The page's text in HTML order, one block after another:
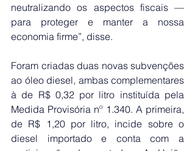
neutralizando os aspectos fiscais —
para proteger e manter a nossa
economia firme”, disse.
Foram criadas duas novas subvenções
ao óleo diesel, ambas complementares
à de R$ 0,32 por litro instituída pela
Medida Provisória nº 1.340. A primeira,
de R$ 1,20 por litro, incide sobre o
diesel importado e conta com a